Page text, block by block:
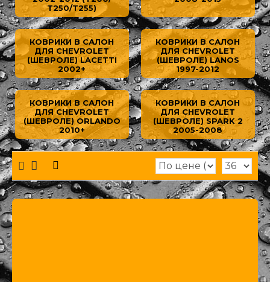
смещение или скольжение во время движения.
Polytep является производителем и поставщиком этих
сотрудничества и гибкую систему скидок для оптовых
Не упускайте возможность обеспечить ваш
ковриков Polytep CLASSIC мелким или крупным оптом.
Ссылка на наш официальный сайт POLYTEP
Т250/Т255)
КОВРИКИ В САЛОН
ДЛЯ CHEVROLET
(ШЕВРОЛЕ) LACETTI
2002+
КОВРИКИ В САЛОН
ДЛЯ CHEVROLET
(ШЕВРОЛЕ) LANOS
1997-2012
КОВРИКИ В САЛОН
ДЛЯ CHEVROLET
(ШЕВРОЛЕ) ORLANDO
2010+
КОВРИКИ В САЛОН
ДЛЯ CHEVROLET
(ШЕВРОЛЕ) SPARK 2
2005-2008